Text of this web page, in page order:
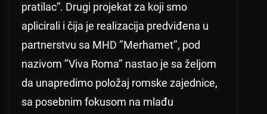
pratilac”. Drugi projekat za koji smo
aplicirali i čija je realizacija predviđena u
partnerstvu sa MHD ’’Merhamet’’, pod
nazivom ’’Viva Roma’’ nastao je sa željom
da unapredimo položaj romske zajednice,
sa posebnim fokusom na mlađu